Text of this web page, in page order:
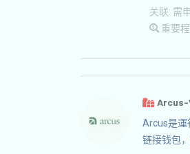
关联: 需
重要
Arcus是運
链接钱包